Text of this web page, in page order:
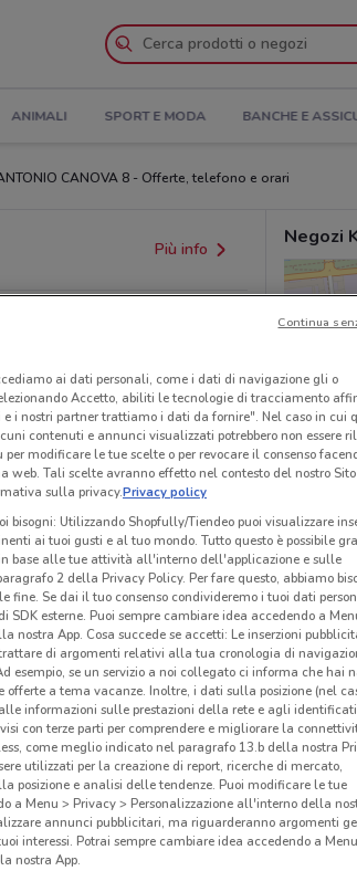
ANIMALI SPORT E MODA BANCHE E
CANOVA 8 - Offerte, telefono e orari
Più info
Verifica l’accuratezza
Negozi
ai dati personali, come i dati di navigazione gli o
Accetto, abiliti le tecnologie di tracciamento
i nostri partner trattiamo i dati da fornire". Nel caso in cui
contenuti e annunci visualizzati potrebbero non essere
modificare le tue scelte o per revocare il consenso
Tali scelte avranno effetto nel contesto del nostro
sulla privacy.Privacy policy
Utilizzando Shopfully/Tiendeo puoi visualizzare
ai tuoi gusti e al tuo mondo. Tutto questo è possibile
base alle tue attività all'interno dell'applicazione e sulle
2 della Privacy Policy. Per fare questo, abbiamo
fine. Se dai il tuo consenso condivideremo i tuoi dati
SDK esterne. Puoi sempre cambiare idea accedendo a
nostra App. Cosa succede se accetti: Le inserzioni
di argomenti relativi alla tua cronologia di
esempio, se un servizio a noi collegato ci informa che hai
a tema vacanze. Inoltre, i dati sulla posizione (nel
informazioni sulle prestazioni della rete e agli
con terze parti per comprendere e migliorare la
come meglio indicato nel paragrafo 13.b della nostra
utilizzati per la creazione di report, ricerche di mercato,
posizione e analisi delle tendenze. Puoi modificare le tue
a Menu > Privacy > Personalizzazione all'interno della
annunci pubblicitari, ma riguarderanno argomenti
interessi. Potrai sempre cambiare idea accedendo a
nostra App.
Continua